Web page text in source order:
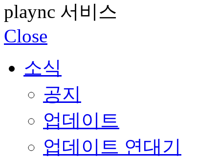
plaync 서비스
Close
소식
공지
업데이트
업데이트 연대기